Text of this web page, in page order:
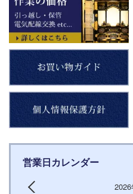
営業日カレンダー
2026